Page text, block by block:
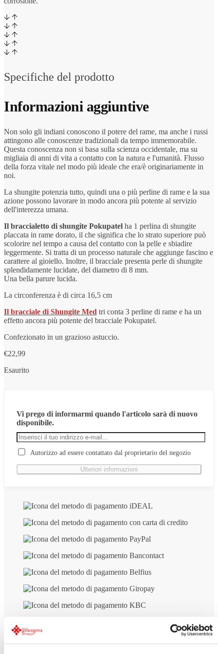
Specifiche del prodotto
Informazioni aggiuntive
Non solo gli indiani conoscono il potere del rame, ma anche i russi
attingono alle conoscenze tradizionali da tempo immemorabile.
Questa conoscenza non si basa sulla scienza occidentale, ma su
migliaia di anni di vita a contatto con la natura e l'umanità. Flusso
della forza vitale nel modo più ideale che era/è originariamente in
noi.
La shungite potenzia tutto, quindi una o più perline di rame e la sua
azione possono lavorare in modo ancora più potente al servizio
dell'interezza umana.
Il braccialetto di shungite Pokupatel ha 1 perlina di shungite
placcata in rame dorato, il che significa che lo strato superiore può
scolorire nel tempo a causa del contatto con la pelle e sbiadire
leggermente. Si tratta di un processo naturale che aggiunge fascino e
carattere al gioiello. Inoltre, il bracciale presenta perle di shungite
splendidamente lucidate, del diametro di 8 mm.
Una bella parure lucida.
La circonferenza è di circa 16,5 cm
Il bracciale di Shungite Med tri conta 3 perline di rame e ha un
effetto ancora più potente del bracciale Pokupatel.
Confezionato in un grazioso astuccio.
€22,99
Esaurito
Vi prego di informarmi quando l'articolo sarà di nuovo
disponibile.
Autorizzo ad essere contattato dal proprietario del negozio